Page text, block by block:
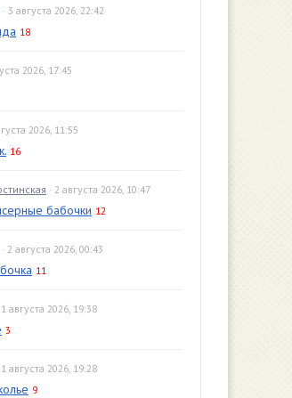
· 3 августа 2026, 22:42
18
2026, 17:45
2026, 11:55
16
· 2 августа 2026, 10:47
бабочки 12
· 2 августа 2026, 00:43
11
1 августа 2026, 19:38
3
1 августа 2026, 19:28
9